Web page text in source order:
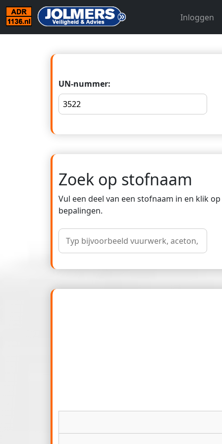
Inloggen
UN-nummer:
Zoek op stofnaam
Vul een deel van een stofnaam in en klik
bepalingen.